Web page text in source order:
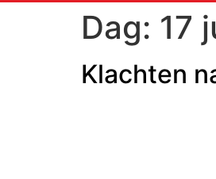
Dag: 17
Klachten